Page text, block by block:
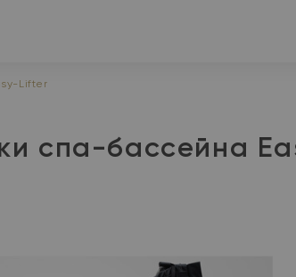
Lifter
спа-бассейна